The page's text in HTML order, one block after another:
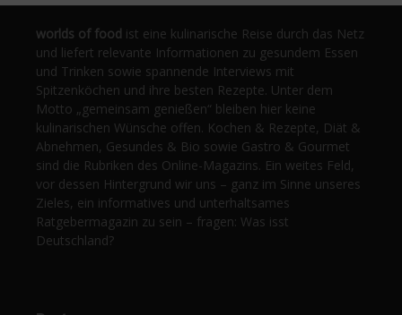
worlds of food ist eine kulinarische Reise durch das Netz
und liefert relevante Informationen zu gesundem Essen
und Trinken sowie spannende Interviews mit
Spitzenköchen und ihre besten Rezepte. Unter dem
Motto „gemeinsam genießen“ bleiben hier keine
kulinarischen Wünsche offen. Kochen & Rezepte, Diät &
Abnehmen, Gesundes & Bio sowie Gastro & Gourmet
sind die Rubriken des Online-Magazins. Ein weites Feld,
vor dessen Hintergrund wir uns – ganz im Sinne unseres
Zieles, ein informatives und unterhaltsames
Ratgebermagazin zu sein – fragen: Was isst
Deutschland?